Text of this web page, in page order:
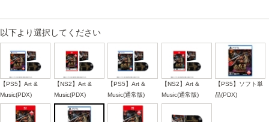
以下より選択してください
【PS5】Art &
Music(PDX)
【NS2】Art &
Music(PDX)
【PS5】Art &
Music(通常版)
【NS2】Art &
Music(通常版)
【PS5】ソフト単
品(PDX)